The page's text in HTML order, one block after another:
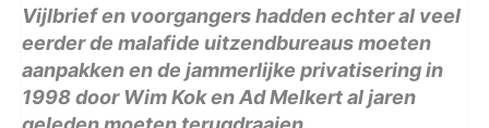
Vijlbrief en voorgangers hadden echter al veel
eerder de malafide uitzendbureaus moeten
aanpakken en de jammerlijke privatisering in
1998 door Wim Kok en Ad Melkert al jaren